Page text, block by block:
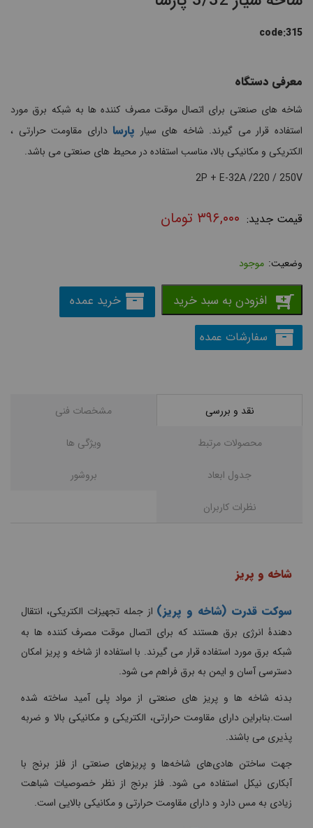
code:315
معرفی دستگاه
شاخه های صنعتی برای اتصال موقت مصرف کننده ها به شبکه برق مورد
استفاده قرار می گیرند. شاخه های سیار پارسا دارای مقاومت حرارتی ،
الکتریکی و مکانیکی بالا، مناسب استفاده در محیط های صنعتی می باشد.
2P + E-32A /220 / 250V
۳۹۶,۰۰۰ تومان
موجود
افزودن به سبد خرید خرید عمده
سفارشات عمده
نقد و بررسی مشخصات فنی
محصولات مرتبط ويژگی ها
جدول ابعاد بروشور
نظرات کاربران
شاخه و پریز
سوکت قدرت (شاخه و پریز) از جمله تجهیزات الکتریکی، انتقال
دهندۀ انرژی برق هستند که برای اتصال موقت مصرف کننده ها به
شبکه برق مورد استفاده قرار می گیرند. با استفاده از شاخه و پریز امکان
دسترسی آسان و ایمن به برق فراهم می شود.
بدنه شاخه ها و پریز های صنعتی از مواد پلی آمید ساخته شده
است.بنابراین دارای مقاومت حرارتی، الکتریکی و مکانیکی بالا و ضربه
پذیری می باشند.
جهت ساختن هادی‌های شاخه‌ها و پریزهای صنعتی از فلز برنج با
آبکاری نیکل استفاده می شود. فلز برنج از نظر خصوصیات شباهت
زیادی به مس دارد و دارای مقاومت حرارتی و مکانیکی بالایی است.